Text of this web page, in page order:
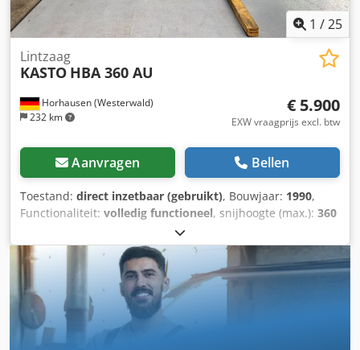
1 /25
Horhausen (Westerwald)
232 km
Lintzaag
KASTO HBA 360 AU
€ 5.900
EXW vraagprijs excl. btw
Aanvragen Bellen
Toestand: direct inzetbaar (gebruikt), Bouwjaar: 1990,
Functionaliteit: volledig functioneel, snijhoogte (max.): 360
360 mm
Wij bieden deze bedrijfsvaardige KASTO HBA 360 AU
bandzaagmachine, bouwjaar 1990, aan. Fabrikant: KASTO
Model: HBA 360 AU Dwjdpfx Aszfihxjnija Bouwjaar: 1990
Machinetype: Bandzaagmachine Toestand: Bedrijfsvaardig
Heeft u vragen of wilt u meer informatie, neem dan gerust
contact met ons op per bericht of telefonisch.